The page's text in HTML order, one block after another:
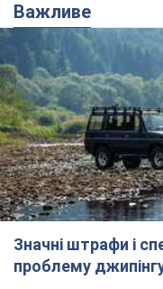
Важливе
Значні штрафи і
проблему